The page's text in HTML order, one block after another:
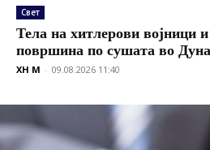
Свет
Тела на хитлерови војници
површина по сушата во
XH M - 09.08.2026 11:40